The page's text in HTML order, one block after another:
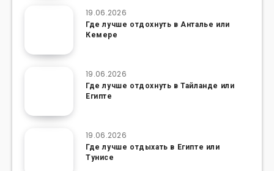
19.06.2026
Где лучше отдохнуть в Анталье или
Кемере
19.06.2026
Где лучше отдохнуть в Тайланде или
Египте
19.06.2026
Где лучше отдыхать в Египте или
Тунисе